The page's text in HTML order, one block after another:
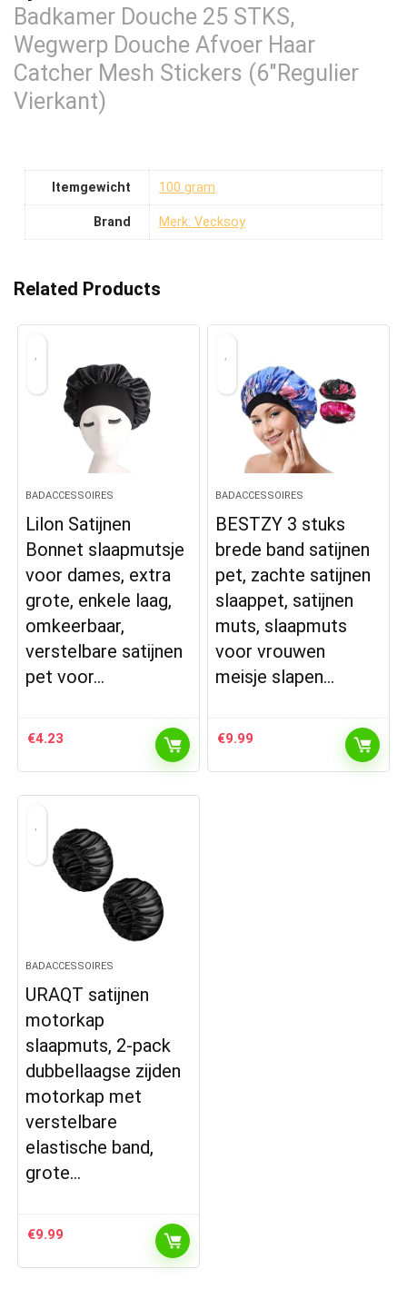
Badkamer Douche 25 STKS,
Wegwerp Douche Afvoer Haar
Catcher Mesh Stickers (6″Regulier
Vierkant)
Itemgewicht ‎100 gram
Brand Merk: Vecksoy
Related Products
BADACCESSOIRES
Lilon Satijnen
Bonnet slaapmutsje
voor dames, extra
grote, enkele laag,
omkeerbaar,
verstelbare satijnen
pet voor…
€4.23
BADACCESSOIRES
BESTZY 3 stuks
brede band satijnen
pet, zachte satijnen
slaappet, satijnen
muts, slaapmuts
voor vrouwen
meisje slapen…
€9.99
BADACCESSOIRES
URAQT satijnen
motorkap
slaapmuts, 2-pack
dubbellaagse zijden
motorkap met
verstelbare
elastische band,
grote…
€9.99